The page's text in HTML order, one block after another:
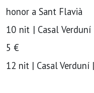
honor a Sant Flavià
10 nit | Casal
5 €
12 nit | Casal Verduní